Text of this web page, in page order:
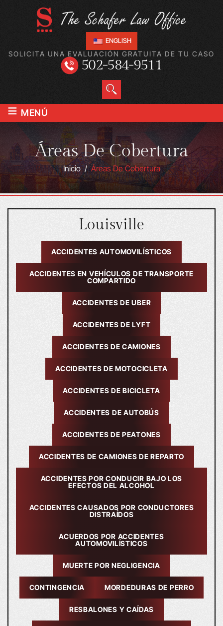
ENGLISH
SOLICITA UNA EVALUACIÓN GRATUITA DE TU CASO
502-584-9511
≡ MENÚ
Áreas De Cobertura
Inicio/Áreas De Cobertura
Louisville
ACCIDENTES AUTOMOVILÍSTICOS
ACCIDENTES EN VEHÍCULOS DE TRANSPORTE
COMPARTIDO
ACCIDENTES DE UBER
ACCIDENTES DE LYFT
ACCIDENTES DE CAMIONES
ACCIDENTES DE MOTOCICLETA
ACCIDENTES DE BICICLETA
ACCIDENTES DE AUTOBÚS
ACCIDENTES DE PEATONES
ACCIDENTES DE CAMIONES DE REPARTO
ACCIDENTES POR CONDUCIR BAJO LOS
EFECTOS DEL ALCOHOL
ACCIDENTES CAUSADOS POR CONDUCTORES
DISTRAÍDOS
ACUERDOS POR ACCIDENTES
AUTOMOVILÍSTICOS
MUERTE POR NEGLIGENCIA
CONTINGENCIA MORDEDURAS DE PERRO
RESBALONES Y CAÍDAS